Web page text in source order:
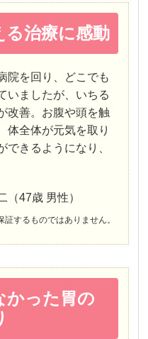
る治療に感動
院を回り、どこでも
いましたが、いちる
改善。お腹や頭を触
体全体が元気を取り
できるようになり、
47歳 男性）
するものではありません。
かった胃の